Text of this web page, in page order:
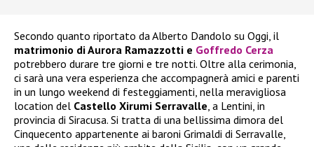
Secondo quanto riportato da Alberto Dandolo su Oggi, il
matrimonio di Aurora Ramazzotti e Goffredo Cerza
potrebbero durare tre giorni e tre notti. Oltre alla cerimonia,
ci sarà una vera esperienza che accompagnerà amici e parenti
in un lungo weekend di festeggiamenti, nella meravigliosa
location del Castello Xirumi Serravalle , a Lentini, in
provincia di Siracusa. Si tratta di una bellissima dimora del
Cinquecento appartenente ai baroni Grimaldi di Serravalle,